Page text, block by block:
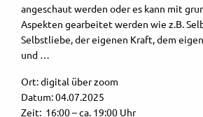
angeschaut werden oder es kann mit
Aspekten gearbeitet werden wie z.B.
Selbstliebe, der eigenen Kraft, dem
und …
Ort: digital über zoom
Datum: 04.07.2025
Zeit: 16:00 – ca. 19:00 Uhr